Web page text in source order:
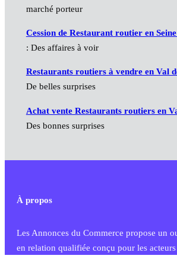
marché porteur
Cession de Restaurant routier en
: Des affaires à voir
Restaurants routiers à vendre en Val
De belles surprises
Achat vente Restaurants routiers en
Des bonnes surprises
À propos
Les Annonces du Commerce propose un
en relation qualifiée conçu pour les
commercial et les collectivités